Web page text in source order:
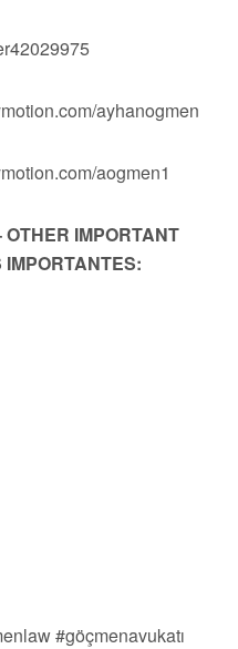
ayhanogmen
aogmen1
IMPORTANT
#göçmenavukatı